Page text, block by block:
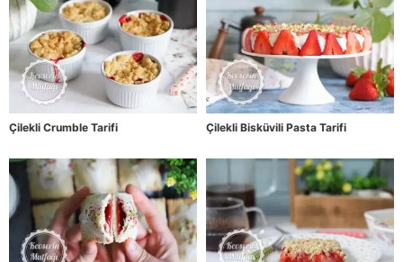
Çilekli Crumble Tarifi Çilekli Bisküvili Pasta Tarifi